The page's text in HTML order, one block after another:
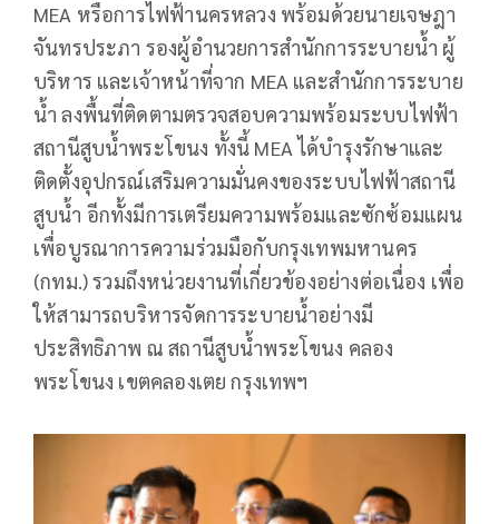
MEA หรือการไฟฟ้านครหลวง พร้อมด้วยนายเจษฎา
จันทรประภา รองผู้อำนวยการสำนักการระบายน้ำ ผู้
บริหาร และเจ้าหน้าที่จาก MEA และสำนักการระบาย
น้ำ ลงพื้นที่ติดตามตรวจสอบความพร้อมระบบไฟฟ้า
สถานีสูบน้ำพระโขนง ทั้งนี้ MEA ได้บำรุงรักษาและ
ติดตั้งอุปกรณ์เสริมความมั่นคงของระบบไฟฟ้าสถานี
สูบน้ำ อีกทั้งมีการเตรียมความพร้อมและซักซ้อมแผน
เพื่อบูรณาการความร่วมมือกับกรุงเทพมหานคร
(กทม.) รวมถึงหน่วยงานที่เกี่ยวข้องอย่างต่อเนื่อง เพื่อ
ให้สามารถบริหารจัดการระบายน้ำอย่างมี
ประสิทธิภาพ ณ สถานีสูบน้ำพระโขนง คลอง
พระโขนง เขตคลองเตย กรุงเทพฯ